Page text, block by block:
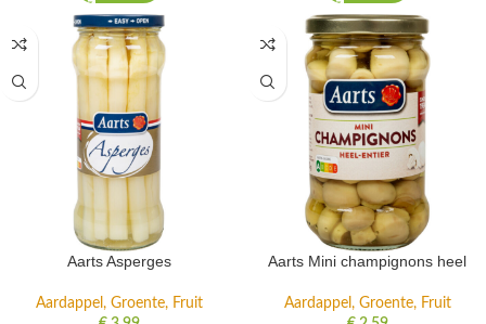
Aarts Asperges
Aardappel, Groente, Fruit
Aarts Mini champignons heel
Aardappel, Groente, Fruit